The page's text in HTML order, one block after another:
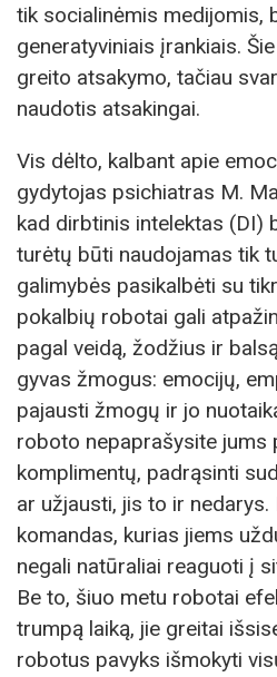
tik socialinėmis medijomis,
generatyviniais įrankiais.
greito atsakymo, tačiau
naudotis atsakingai.
Vis dėlto, kalbant apie
gydytojas psichiatras M.
kad dirbtinis intelektas (DI)
turėtų būti naudojamas tik
galimybės pasikalbėti su
pokalbių robotai gali
pagal veidą, žodžius ir
gyvas žmogus: emocijų,
pajausti žmogų ir jo
roboto nepaprašysite jums
komplimentų, padrąsinti
ar užjausti, jis to ir nedarys.
komandas, kurias jiems
negali natūraliai reaguoti į
Be to, šiuo metu robotai
trumpą laiką, jie greitai
robotus pavyks išmokyti